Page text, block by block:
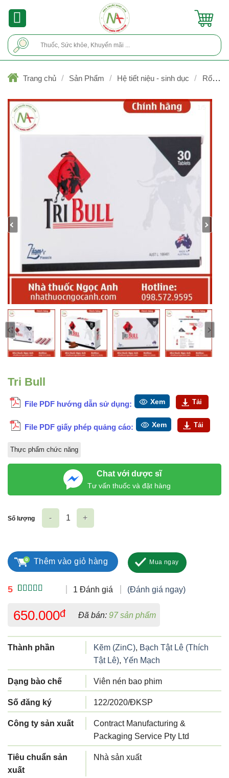
Trang chủ / Sản Phẩm / Hệ tiết niệu - sinh dục /
Rối loạn
Tri Bull
File PDF hướng dẫn sử dụng: Xem Tải
File PDF giấy phép quảng cáo: Xem Tải
Thực phẩm chức năng
Chat với dược sĩ
Tư vấn thuốc và đặt hàng
5
đánh giá
1 Đánh giá (Đánh giá ngay)
650.000đ Đã bán: 97 sản phẩm
Thành phần Kẽm (ZinC), Bạch Tật Lê (Thích
Tật Lê), Yến Mạch
Dạng bào chế Viên nén bao phim
Số đăng ký 122/2020/ĐKSP
Công ty sản xuất
Contract Manufacturing &
Packaging Service Pty Ltd
Tiêu chuẩn sản
xuất
Nhà sản xuất
Số lượng
Thêm vào giỏ hàng Mua ngay